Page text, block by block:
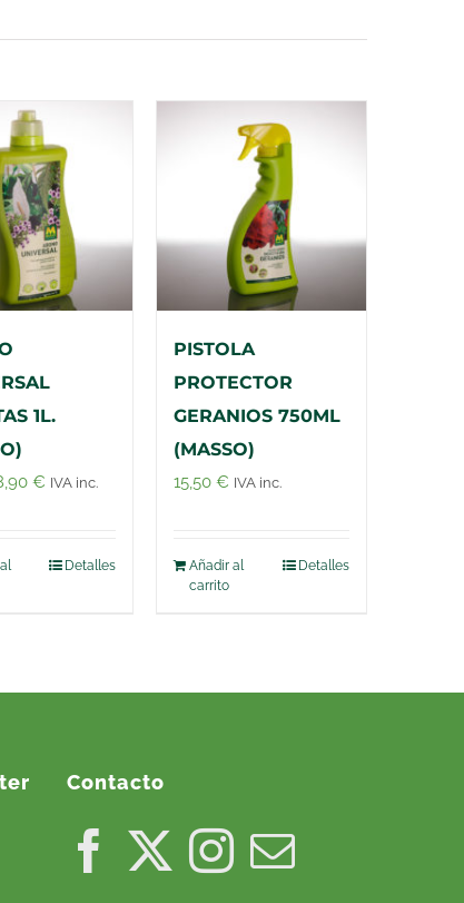
1L.
€El
es:
IVA inc.
Detalles
PISTOLA
PROTECTOR
GERANIOS 750ML
(MASSO)
15,50€ IVA inc.
Añadir al
carrito
Detalles
Contacto